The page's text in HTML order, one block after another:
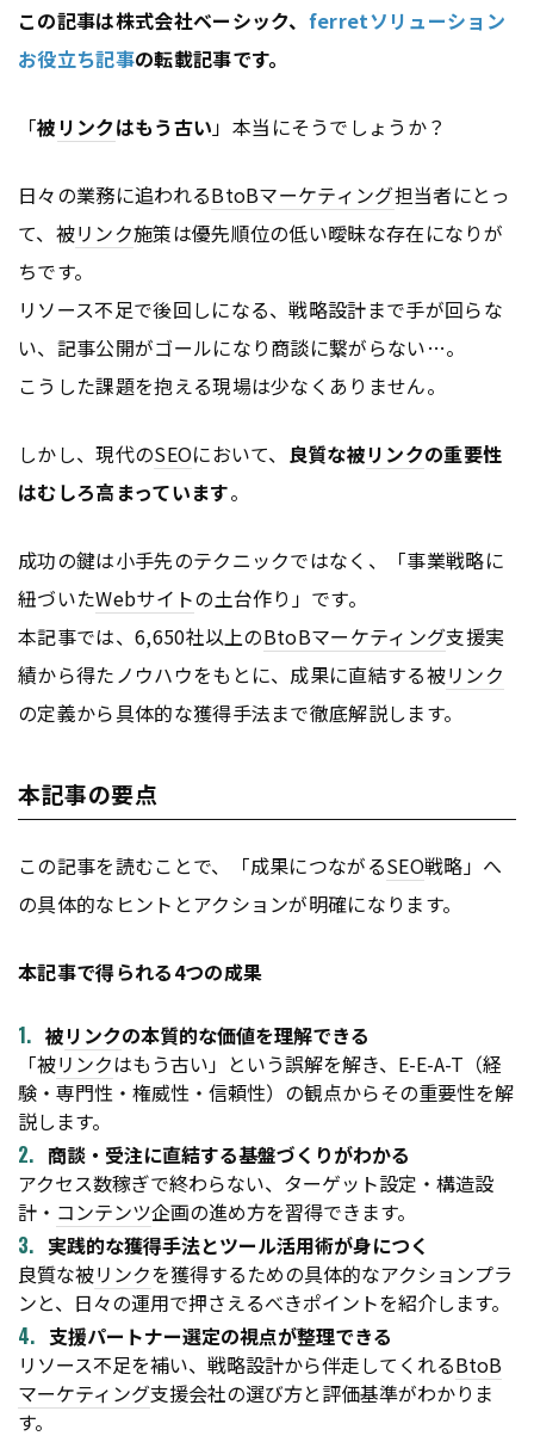
この記事は株式会社ベーシック、 ferretソリューション
お役立ち記事の転載記事です。
「被 リンクはもう古い」――本当にそうでしょうか？
日々の業務に追われるBtoBマーケティング担当者にとっ
て、被リンク施策は優先順位の低い曖昧な存在になりが
ちです。
リソース不足で後回しになる、戦略設計まで手が回らな
い、記事公開がゴールになり商談に繋がらない…。
こうした課題を抱える現場は少なくありません。
しかし、現代のSEOにおいて、 良質な被リンクの重要性
はむしろ高まっています。
成功の鍵は小手先のテクニックではなく、「事業戦略に
紐づいたWebサイトの土台作り」です。
本記事では、6,650社以上のBtoBマーケティング支援実
績から得たノウハウをもとに、成果に直結する被リンク
の定義から具体的な獲得手法まで徹底解説します。
本記事の要点
この記事を読むことで、「成果につながるSEO戦略」へ
の具体的なヒントとアクションが明確になります。
本記事で得られる4つの成果
被リンクの本質的な価値を理解できる
「被リンクはもう古い」という誤解を解き、E-E-A-T（経
験・専門性・権威性・信頼性）の観点からその重要性を解
説します。
商談・受注に直結する基盤づくりがわかる
アクセス数稼ぎで終わらない、ターゲット設定・構造設
計・ コンテンツ企画の進め方を習得できます。
実践的な獲得手法とツール活用術が身につく
良質な被リンクを獲得するための具体的なアクションプラ
ンと、日々の運用で押さえるべきポイントを紹介します。
支援パートナー選定の視点が整理できる
リソース不足を補い、戦略設計から伴走してくれるBtoB
マーケティング支援会社の選び方と評価基準がわかりま
す。